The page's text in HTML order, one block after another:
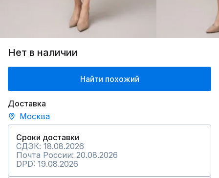
Нет в наличии
Найти похожий
Доставка
Москва
Сроки доставки
СДЭК: 18.08.2026
Почта России: 20.08.2026
DPD: 19.08.2026